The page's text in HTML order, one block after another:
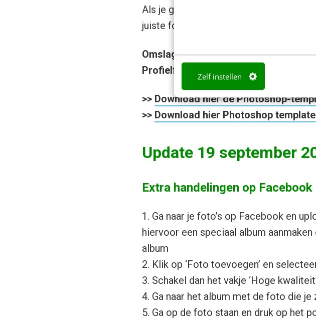
Zelf instellen
Als je geen Photoshop hebt, of je kunt
juiste formaten voor de profiel en
Omslagfoto: 851 x 315 pixels
Profielfoto
>> Download hier de Photoshop-
>> Download hier Photoshop
Update 19 september
Extra handelingen op Facebook
1. Ga naar je foto’s op Facebook en
hiervoor een speciaal album
album
2. Klik op ‘Foto toevoegen’ en
3. Schakel dan het vakje ‘Hoge
4. Ga naar het album met de foto die
5. Ga op de foto staan en druk op het